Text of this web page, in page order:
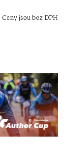
jsou bez DPH